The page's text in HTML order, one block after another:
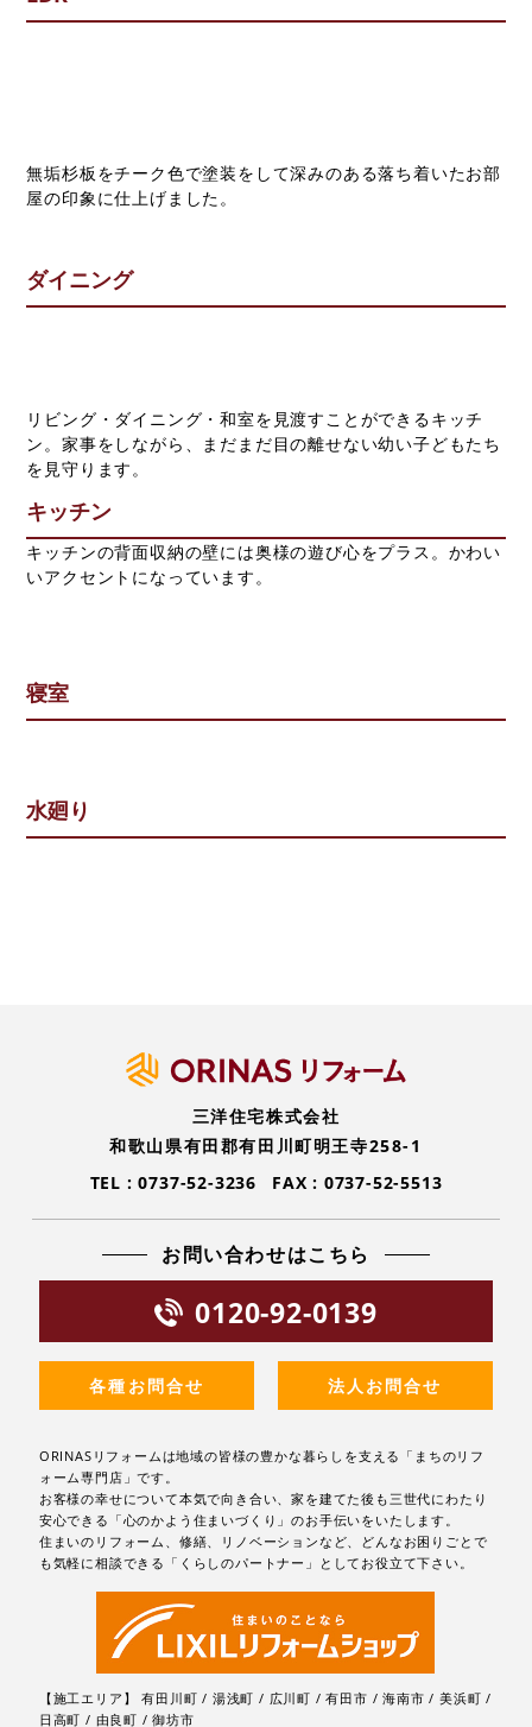
無垢杉板をチーク色で塗装をして深みのある落ち着いたお部
屋の印象に仕上げました。
ダイニング
リビング・ダイニング・和室を見渡すことができるキッチ
ン。家事をしながら、まだまだ目の離せない幼い子どもたち
を見守ります。
キッチン
キッチンの背面収納の壁には奥様の遊び心をプラス。かわい
いアクセントになっています。
寝室
水廻り
三洋住宅株式会社
和歌山県有田郡有田川町明王寺258-1
TEL :0737-52-3236 FAX : 0737-52-5513
お問い合わせはこちら
0120-92-0139
各種お問合せ 法人お問合せ
ORINASリフォームは地域の皆様の豊かな暮らしを支える「まちのリフ
ォーム専門店」です。
お客様の幸せについて本気で向き合い、家を建てた後も三世代にわたり
安心できる「心のかよう住まいづくり」のお手伝いをいたします。
住まいのリフォーム、修繕、リノベーションなど、どんなお困りごとで
も気軽に相談できる「くらしのパートナー」としてお役立て下さい。
【施工エリア】 有田川町 / 湯浅町 / 広川町 / 有田市 / 海南市 / 美浜町 /
日高町 / 由良町 / 御坊市